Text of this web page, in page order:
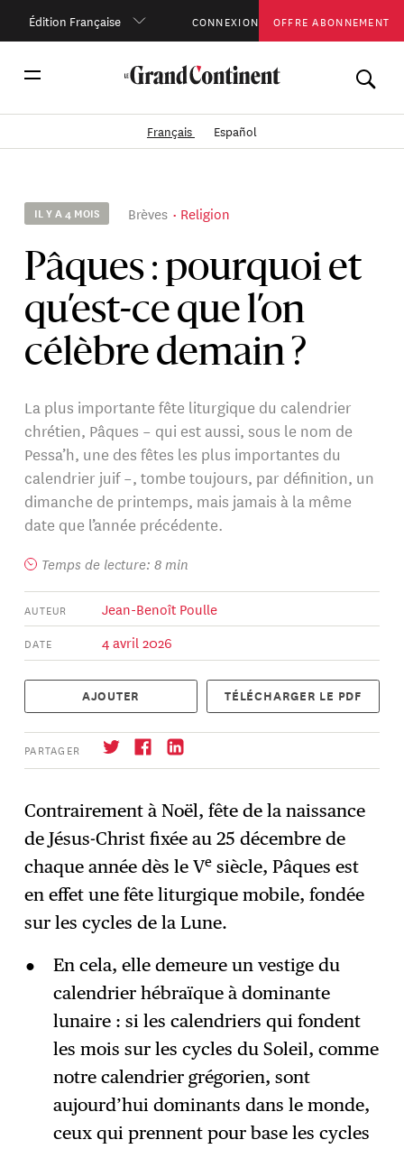
Édition Française CONNEXION OFFRE ABONNEMENT
Français Español
IL Y A 4 MOIS Brèves Religion
Pâques : pourquoi et
qu’est-ce que l’on
célèbre demain ?
La plus importante fête liturgique du calendrier
chrétien, Pâques – qui est aussi, sous le nom de
Pessa’h, une des fêtes les plus importantes du
calendrier juif –, tombe toujours, par définition, un
dimanche de printemps, mais jamais à la même
date que l’année précédente.
Temps de lecture: 8 min
AUTEUR Jean-Benoît Poulle
DATE 4 avril 2026
AJOUTER TÉLÉCHARGER LE PDF
PARTAGER
→ S'abonner
Contrairement à Noël, fête de la naissance
de Jésus-Christ fixée au 25 décembre de
chaque année dès le Ve siècle, Pâques est
en effet une fête liturgique mobile, fondée
sur les cycles de la Lune.
En cela, elle demeure un vestige du
calendrier hébraïque à dominante
lunaire : si les calendriers qui fondent
les mois sur les cycles du Soleil, comme
notre calendrier grégorien, sont
aujourd’hui dominants dans le monde,
ceux qui prennent pour base les cycles